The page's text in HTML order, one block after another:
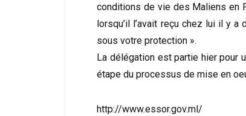
conditions de vie des Maliens en
lorsqu’il l’avait reçu chez lui il y
sous votre protection ».
La délégation est partie hier pour
étape du processus de mise en
http://www.essor.gov.ml/